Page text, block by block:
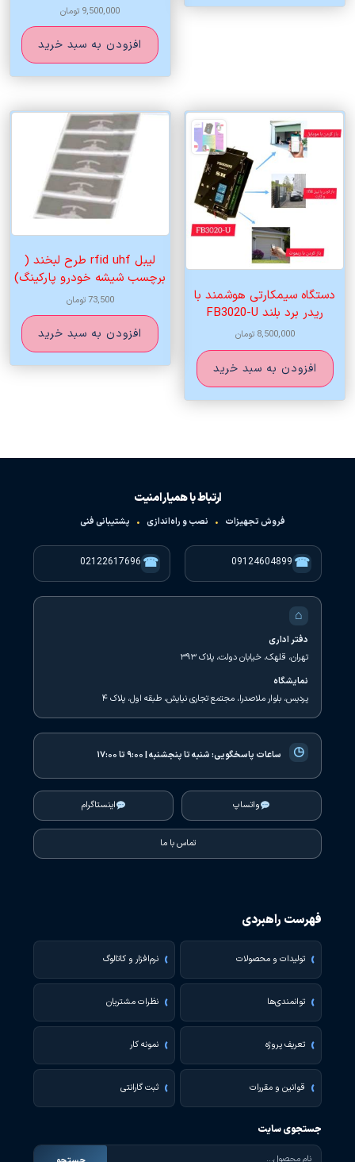
9,500,000 تومان
افزودن به سبد خرید
دستگاه سیمکارتی هوشمند با
ریدر برد بلند FB3020-U
8,500,000 تومان
افزودن به سبد خرید
لیبل rfid uhf طرح لبخند (
برچسب شیشه خودرو پارکینگ)
73,500تومان
افزودن به سبد خرید
ارتباط با همیار امنیت
فروش تجهیزات • نصب و راه‌اندازی • پشتیبانی فنی
☎
09124604899
☎
02122617696
⌂
دفتر اداری
تهران، قلهک، خیابان دولت، پلاک ۳۹۳
نمایشگاه
پردیس، بلوار ملاصدرا، مجتمع تجاری نیایش، طبقه اول، پلاک ۴
◷ ساعات پاسخگویی:شنبه تا پنجشنبه | ۹:۰۰ تا ۱۷:۰۰
واتساپ اینستاگرام
تماس با ما
فهرست راهبردی
تولیدات و محصولات نرم‌افزار و کاتالوگ
توانمندی‌ها نظرات مشتریان
تعریف پروژه نمونه کار
قوانین و مقررات ثبت گارانتی
جستجوی سایت